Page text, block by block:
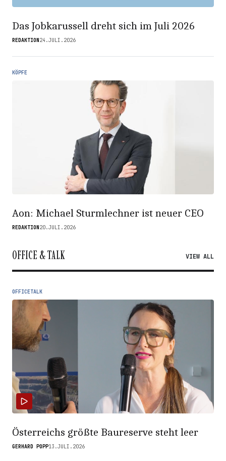
Das Jobkarussell dreht sich im Juli 2026
REDAKTION 24.JULI.2026
KÖPFE
Aon: Michael Sturmlechner ist neuer CEO
REDAKTION 20.JULI.2026
OFFICE & TALK VIEW ALL
OFFICETALK
Österreichs größte Baureserve steht leer
GERHARD POPP13.JULI.2026